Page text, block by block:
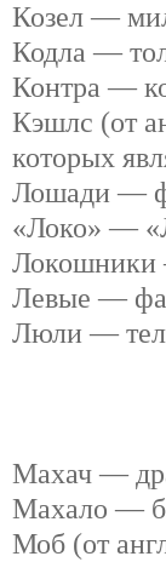
Козел —
Кодла —
Контра —
Кэшлс (от
которых
Лошади —
«Локо» —
Локошники
Левые —
Люли —
Махач —
Махало —
Моб (от